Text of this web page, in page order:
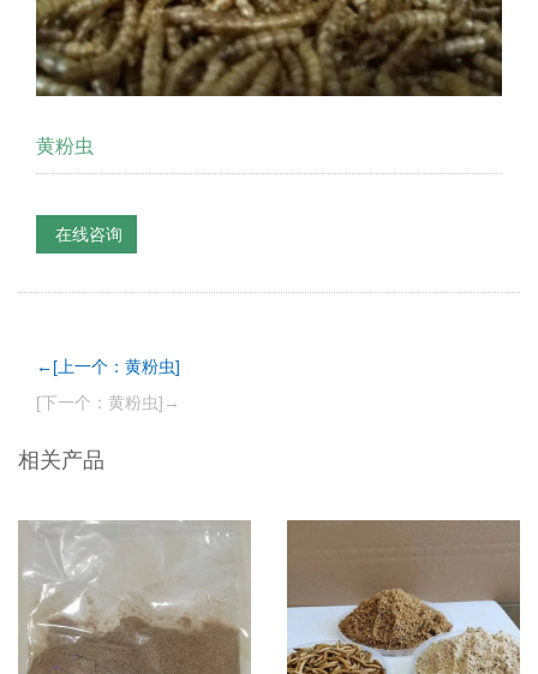
黄粉虫
在线咨询
←[上一个：黄粉虫]
[下一个：黄粉虫]→
相关产品